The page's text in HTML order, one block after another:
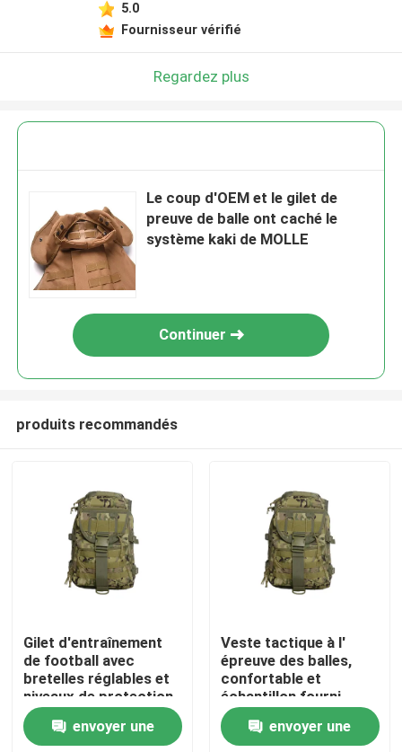
À la maison
Produits
Vidéos
5.0
Fournisseur vérifié
Regardez plus
Le coup d'OEM et le gilet de
preuve de balle ont caché le
système kaki de MOLLE
Continuer
produits recommandés
Gilet d'entraînement
de football avec
bretelles réglables et
niveaux de protection
NIJ IV pour une
performance ultime
envoyer une
Veste tactique à l'
épreuve des balles,
confortable et
échantillon fourni.
envoyer une